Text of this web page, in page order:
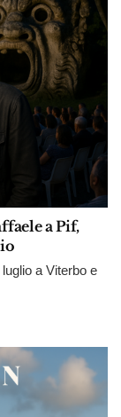
a Pif,
a Viterbo e